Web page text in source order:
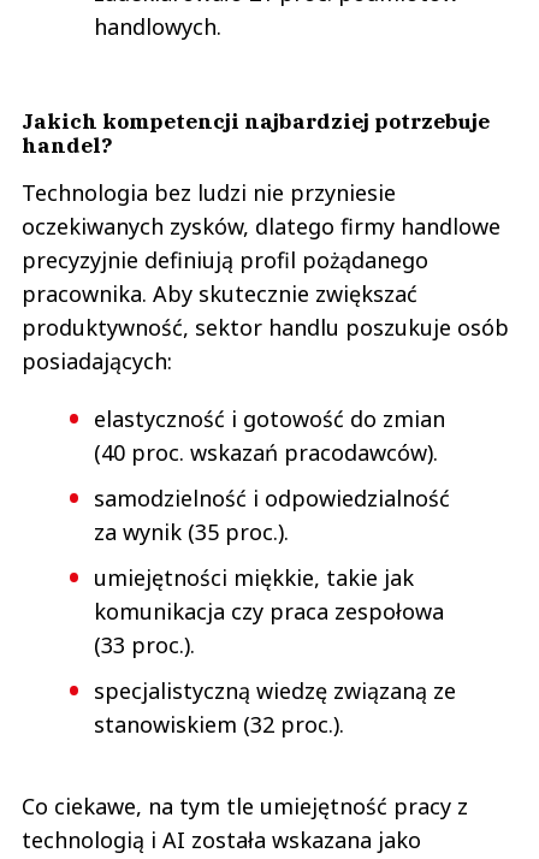
handlowych.
Jakich kompetencji najbardziej potrzebuje
handel?
Technologia bez ludzi nie przyniesie
oczekiwanych zysków, dlatego firmy handlowe
precyzyjnie definiują profil pożądanego
pracownika. Aby skutecznie zwiększać
produktywność, sektor handlu poszukuje osób
posiadających:
elastyczność i gotowość do zmian
(40 proc. wskazań pracodawców).
samodzielność i odpowiedzialność
za wynik (35 proc.).
umiejętności miękkie, takie jak
komunikacja czy praca zespołowa
(33 proc.).
specjalistyczną wiedzę związaną ze
stanowiskiem (32 proc.).
Co ciekawe, na tym tle umiejętność pracy z
technologią i AI została wskazana jako